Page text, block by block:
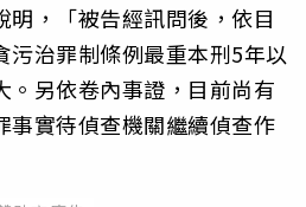
明，「被告經訊問後，依目
污治罪制條例最重本刑5年以
。另依卷內事證，目前尚有
事實待偵查機關繼續偵查作